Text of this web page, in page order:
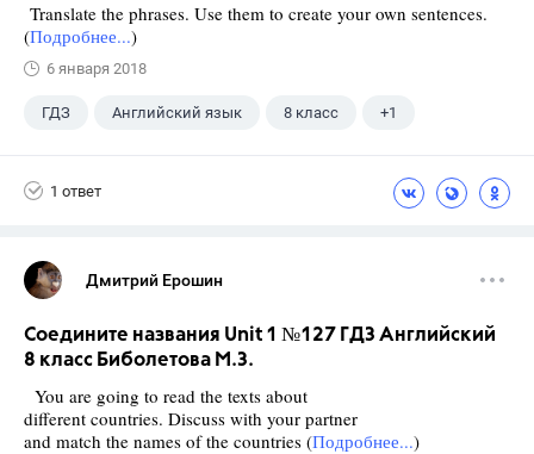
Translate the phrases. Use them to create your own sentences.
(Подробнее...)
6 января 2018
ГДЗ Английский язык 8 класс +1
1 ответ
Дмитрий Ерошин
Соедините названия Unit 1 №127 ГДЗ Английский
8 класс Биболетова М.З.
You are going to read the texts about
different countries. Discuss with your partner
and match the names of the countries (Подробнее...)